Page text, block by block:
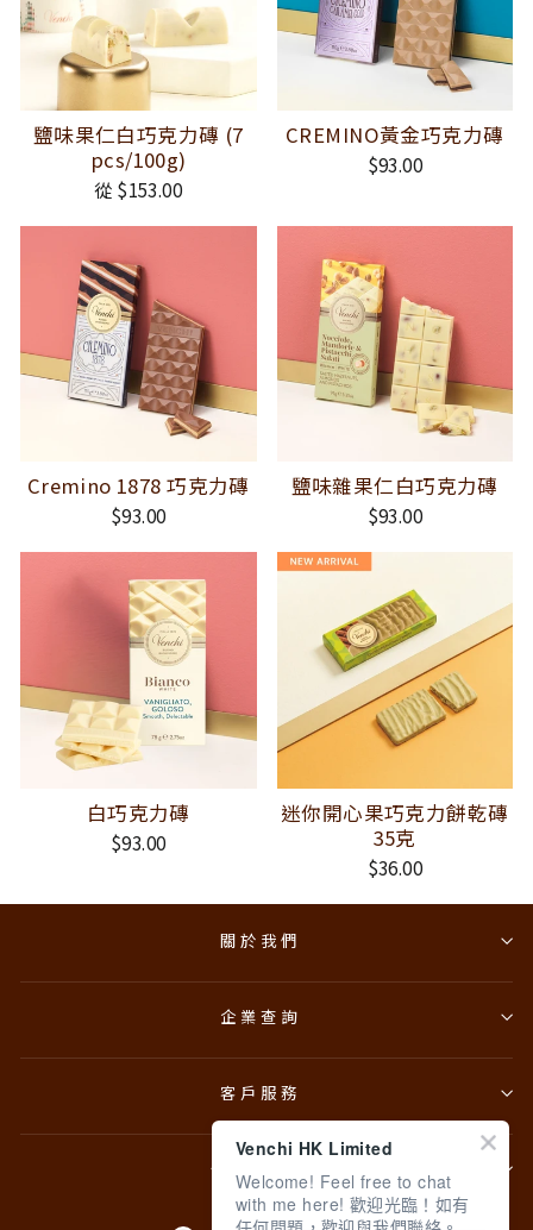
鹽味果仁白巧克力磚 (7
pcs/100g)
從 $153.00
CREMINO黃金巧克力磚
$93.00
Cremino 1878 巧克力磚
$93.00
鹽味雜果仁白巧克力磚
$93.00
白巧克力磚
$93.00
迷你開心果巧克力餅乾磚
35克
$36.00
關於我們
企業查詢
客戶服務
條款與政策
Venchi HK Limited
Welcome! Feel free to chat
with me here! 歡迎光臨！如有